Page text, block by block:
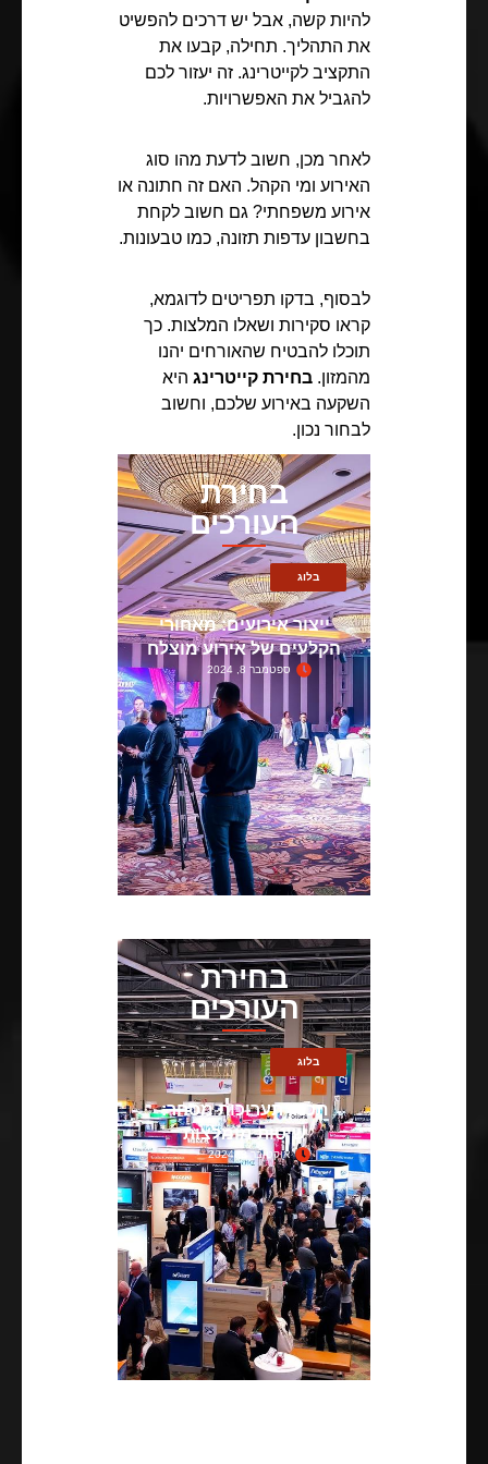
להיות קשה, אבל יש דרכים להפשיט
את התהליך. תחילה, קבעו את
התקציב לקייטרינג. זה יעזור לכם
להגביל את האפשרויות.
לאחר מכן, חשוב לדעת מהו סוג
האירוע ומי הקהל. האם זה חתונה או
אירוע משפחתי? גם חשוב לקחת
בחשבון עדפות תזונה, כמו טבעונות.
לבסוף, בדקו תפריטים לדוגמא,
קראו סקירות ושאלו המלצות. כך
תוכלו להבטיח שהאורחים יהנו
מהמזון. בחירת קייטרינג היא
השקעה באירוע שלכם, וחשוב
לבחור נכון.
בחירת
העורכים
בלוג
ייצור אירועים: מאחורי
הקלעים של אירוע מוצלח
ספטמבר 8, 2024
בחירת
העורכים
בלוג
תכנון תערוכות מסחר:
שיטות מומלצות
אוקטובר 2, 2024